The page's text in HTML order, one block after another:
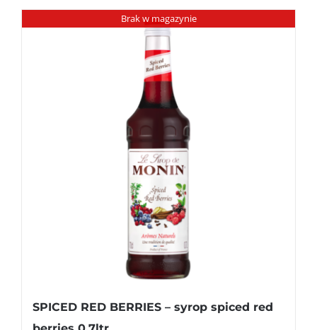
Brak w magazynie
SPICED RED BERRIES – syrop spiced red